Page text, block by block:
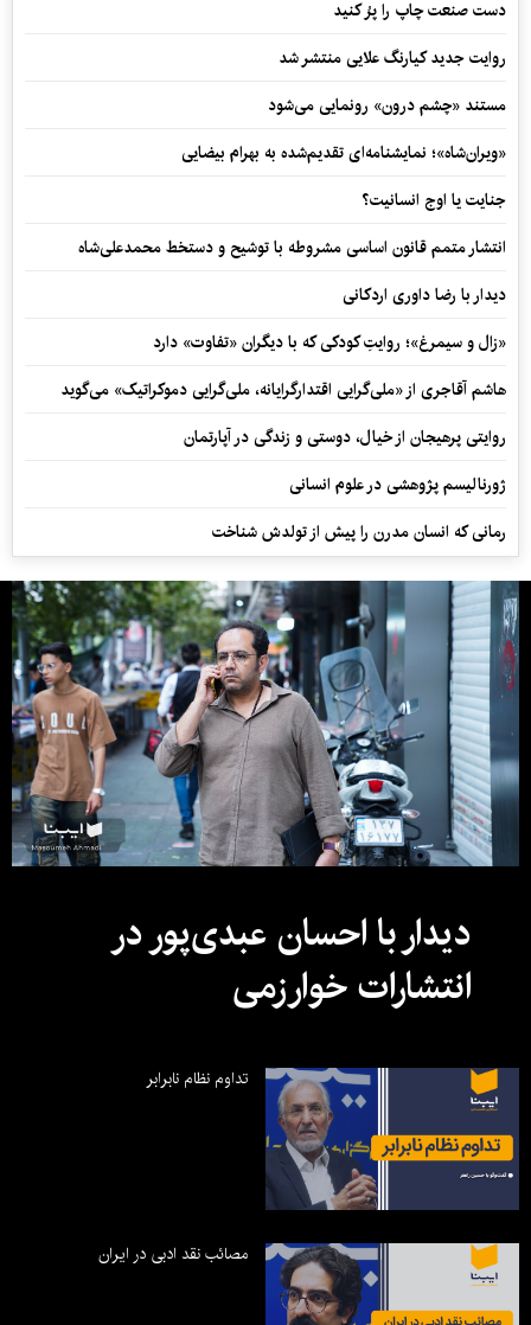
دست صنعت چاپ را پرُ کنید
روایت جدید کیارنگ علایی منتشر شد
مستند «چشم درون» رونمایی می‌شود
«ویران‌شاه»؛ نمایشنامه‌ای تقدیم‌شده به بهرام بیضایی
جنایت یا اوج انسانیت؟
انتشار متمم قانون اساسی مشروطه با توشیح و دستخط محمدعلی‌شاه
دیدار با رضا داوری اردکانی
«زال و سیمرغ»؛ روایتِ کودکی که با دیگران «تفاوت» دارد
هاشم آقاجری از «ملی‌گرایی اقتدارگرایانه، ملی‌گرایی دموکراتیک» می‌گوید
روایتی پرهیجان از خیال، دوستی و زندگی در آپارتمان
ژورنالیسم پژوهشی در علوم انسانی
رمانی که انسان مدرن را پیش از تولدش شناخت
دیدار با احسان عبدی‌پور در
انتشارات خوارزمی
تداوم نظام نابرابر
مصائب نقد ادبی در ایران